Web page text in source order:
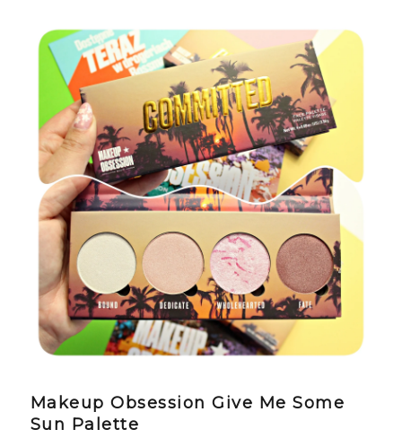
Makeup Obsession Give Me Some
Sun Palette